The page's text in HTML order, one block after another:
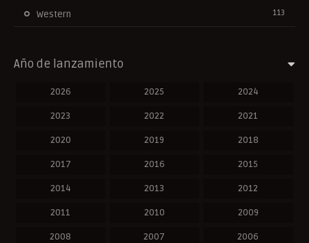
Western 113
Año de lanzamiento
2026 2025 2024
2023 2022 2021
2020 2019 2018
2017 2016 2015
2014 2013 2012
2011 2010 2009
2008 2007 2006